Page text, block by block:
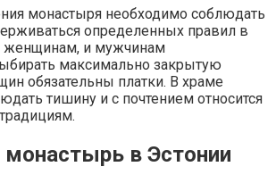
монастыря необходимо соблюдать
определенных правил в
женщинам, и мужчинам
максимально закрытую
обязательны платки. В храме
тишину и с почтением относится
в Эстонии